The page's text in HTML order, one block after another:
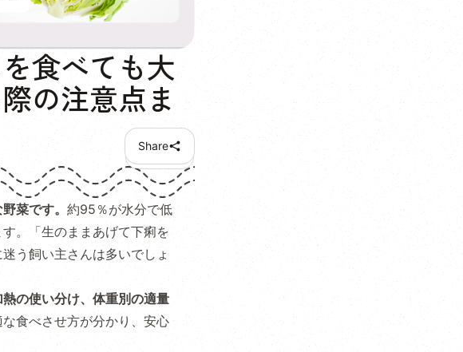
食べても大
の注意点ま
Share
菜です。 約95％が水分で低
。「生のままあげて下痢を
う飼い主さんは多いでしょ
の使い分け、体重別の適量
食べさせ方が分かり、安心